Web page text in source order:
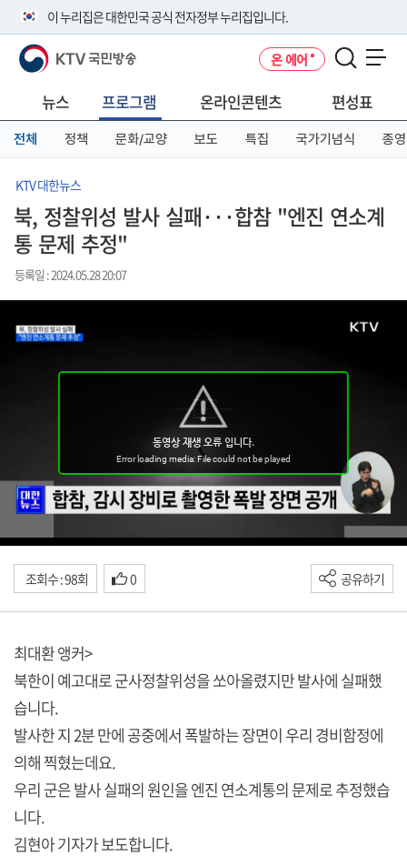
이 누리집은 대한민국 공식 전자정부 누리집입니다.
공식 누리집 주소 확인하기
니다.
이밖에 or.kr 또는 .kr등 다른 도메인 주소를 사용하고 있다면 아래 URL에
서 도메인 주소를 확인해 보세요
KTV 국민방송 온 에어
뉴스 프로그램 온라인콘텐츠 편성표
전체 정책 문화/교양 보도 특집 국가기념식 종영
KTV 대한뉴스
북, 정찰위성 발사 실패···합참 "엔진 연소계
통 문제 추정"
등록일 : 2024.05.28 20:07
조회수 : 98회 0 공유하기
최대환 앵커>
북한이 예고대로 군사정찰위성을 쏘아올렸지만 발사에 실패했
습니다.
발사한 지 2분 만에 공중에서 폭발하는 장면이 우리 경비함정에
의해 찍혔는데요.
우리 군은 발사 실패의 원인을 엔진 연소계통의 문제로 추정했습
니다.
김현아 기자가 보도합니다.